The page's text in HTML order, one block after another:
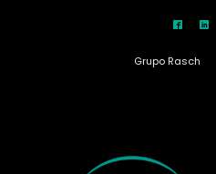
Grupo Rasch